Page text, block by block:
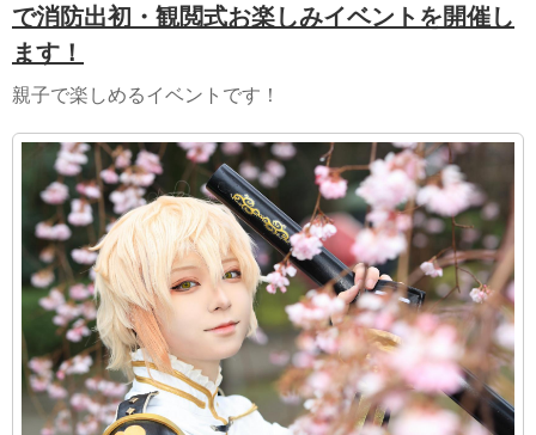
で消防出初・観閲式お楽しみイベントを開催し
ます！
親子で楽しめるイベントです！